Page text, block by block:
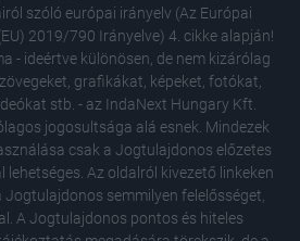
szóló európai irányelv (Az Európai
2019/790 Irányelve) 4. cikke alapján!
- ideértve különösen, de nem kizárólag
grafikákat, képeket, fotókat,
stb. - az IndaNext Hungary Kft.
jogosultsága alá esnek. Mindezek
csak a Jogtulajdonos előzetes
Az oldalról kivezető linkeken
semmilyen felelősséget,
A Jogtulajdonos pontos és hiteles